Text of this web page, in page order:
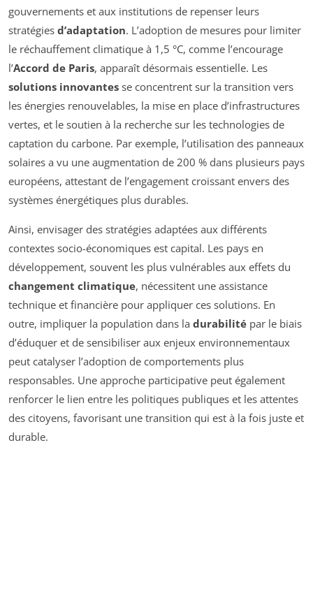
gouvernements et aux institutions de repenser leurs
stratégies d’adaptation. L’adoption de mesures pour limiter
le réchauffement climatique à 1,5 °C, comme l’encourage
l’Accord de Paris, apparaît désormais essentielle. Les
solutions innovantes se concentrent sur la transition vers
les énergies renouvelables, la mise en place d’infrastructures
vertes, et le soutien à la recherche sur les technologies de
captation du carbone. Par exemple, l’utilisation des panneaux
solaires a vu une augmentation de 200 % dans plusieurs pays
européens, attestant de l’engagement croissant envers des
systèmes énergétiques plus durables.
Ainsi, envisager des stratégies adaptées aux différents
contextes socio-économiques est capital. Les pays en
développement, souvent les plus vulnérables aux effets du
changement climatique, nécessitent une assistance
technique et financière pour appliquer ces solutions. En
outre, impliquer la population dans la durabilité par le biais
d’éduquer et de sensibiliser aux enjeux environnementaux
peut catalyser l’adoption de comportements plus
responsables. Une approche participative peut également
renforcer le lien entre les politiques publiques et les attentes
des citoyens, favorisant une transition qui est à la fois juste et
durable.